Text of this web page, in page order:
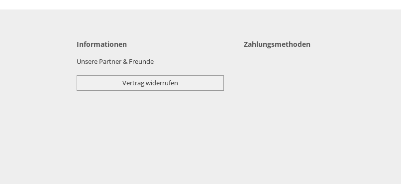
Informationen
Unsere Partner & Freunde
Vertrag widerrufen
Zahlungsmethoden